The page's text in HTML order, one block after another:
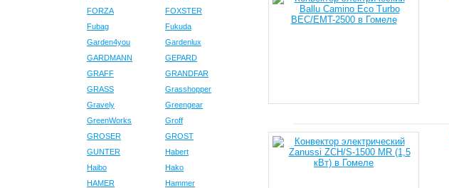
FORZA
FOXSTER
Fubag
Fukuda
Garden4you
Gardenlux
GARDMANN
GEPARD
GRAFF
GRANDFAR
GRASS
Grasshopper
Gravely
Greengear
GreenWorks
Groff
GROSER
GROST
GUNTER
Habert
Haibo
Hako
HAMER
Hammer